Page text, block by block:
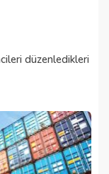
düzenledikleri